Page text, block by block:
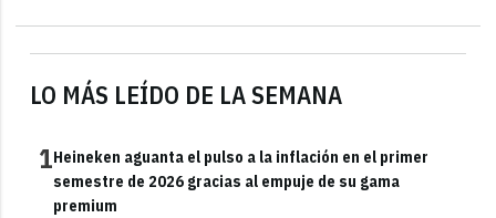
LO MÁS LEÍDO DE LA SEMANA
1Heineken aguanta el pulso a la inflación en el primer
semestre de 2026 gracias al empuje de su gama
premium